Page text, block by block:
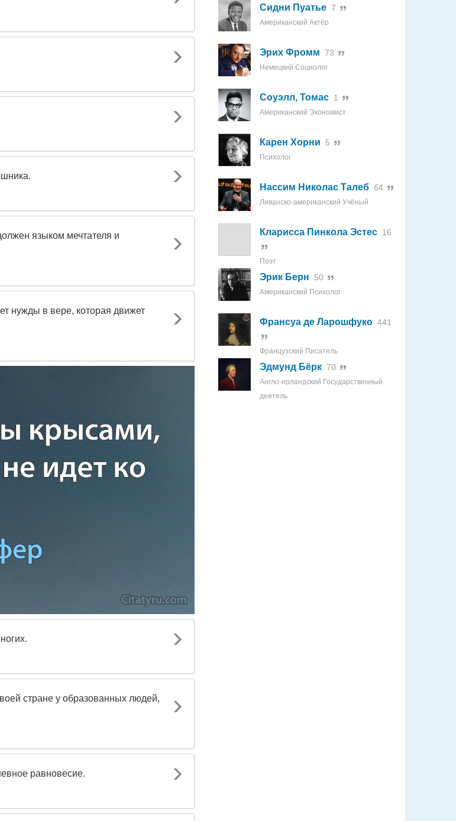
языком мечтателя и
нужды в вере, которая движет
стране у образованных людей,
равновесие.
Сидни Пуатье 7
Американский Актёр
Эрих Фромм 73
Немецкий Социолог
Соуэлл, Томас 1
Американский Экономист
Карен Хорни 5
Психолог
Нассим Николас Талеб 64
Ливанско-американский Учёный
Кларисса Пинкола Эстес 16
Поэт
Эрик Берн 50
Американский Психолог
Франсуа де Ларошфуко 441
Французский Писатель
Эдмунд Бёрк 70
Англо-ирландский Государственный
деятель